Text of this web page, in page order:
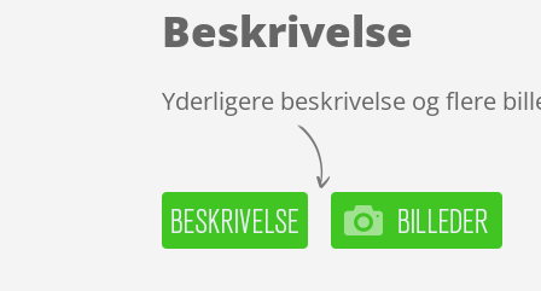
Beskrivelse
Yderligere beskrivelse og flere